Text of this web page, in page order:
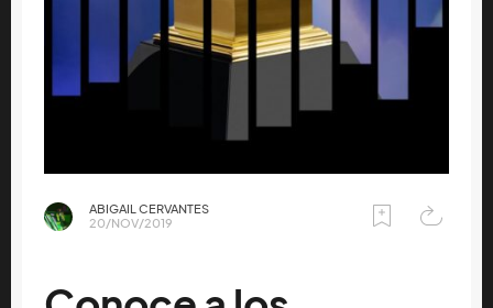
ABIGAIL CERVANTES
20/NOV/2019